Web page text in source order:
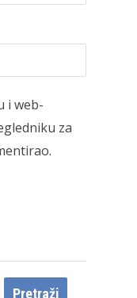
i web-
za